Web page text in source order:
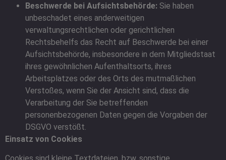
Beschwerde bei Aufsichtsbehörde: Sie haben
unbeschadet eines anderweitigen
verwaltungsrechtlichen oder gerichtlichen
Rechtsbehelfs das Recht auf Beschwerde bei einer
Aufsichtsbehörde, insbesondere in dem Mitgliedstaat
ihres gewöhnlichen Aufenthaltsorts, ihres
Arbeitsplatzes oder des Orts des mutmaßlichen
Verstoßes, wenn Sie der Ansicht sind, dass die
Verarbeitung der Sie betreffenden
personenbezogenen Daten gegen die Vorgaben der
DSGVO verstößt.
Einsatz von Cookies